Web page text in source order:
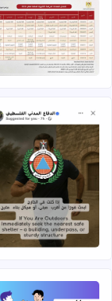
اقرأ المزيد عن
اقرأ